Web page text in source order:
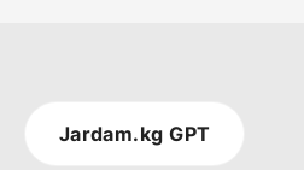
Jardam.kg GPT